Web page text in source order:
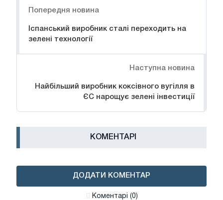
Попередня новина
Іспанський виробник сталі переходить на
зелені технології
Наступна новина
Найбільший виробник коксівного вугілля в
ЄС нарощує зелені інвестиції
КОМЕНТАРІ
ДОДАТИ КОМЕНТАР
Коментарі (0)